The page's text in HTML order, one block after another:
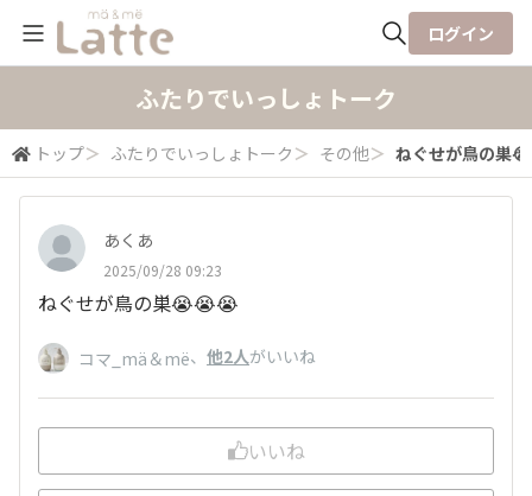
検索
ログイン
ふたりでいっしょトーク
トップ＞ ふたりでいっしょトーク ＞ その他＞ ねぐせが鳥の巣
あくあ
2025/09/28 09:23
ねぐせが鳥の巣😭😭😭
コマ_mä＆më、 他2人がいいね
いいね